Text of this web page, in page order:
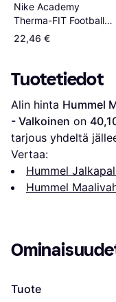
Nike Academy
Therma-FIT Football
Gloves Black L
22,46 €
Tuotetiedot
Alin hinta Hummel
- Valkoinen on
tarjous yhdeltä
Vertaa:
Hummel
Hummel
Tuote